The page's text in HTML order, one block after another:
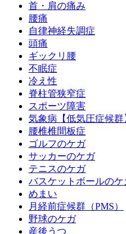
首・肩の痛み
腰痛
自律神経失調症
頭痛
ギックリ腰
不眠症
冷え性
脊柱管狭窄症
スポーツ障害
気象病【低気圧症候群
腰椎椎間板症
ゴルフのケガ
サッカーのケガ
テニスのケガ
バスケットボールのケ
めまい
月経前症候群（PMS）
野球のケガ
産後うつ